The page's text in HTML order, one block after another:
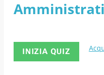
INIZIA QUIZ